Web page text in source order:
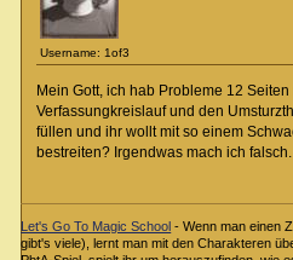
Username: 1of3
Mein Gott, ich hab Probleme 12
Verfassungkreislauf und den
füllen und ihr wollt mit so einem
bestreiten? Irgendwas mach ich falsch.
Let's Go To Magic School - Wenn man einen
gibt's viele), lernt man mit den Charakteren